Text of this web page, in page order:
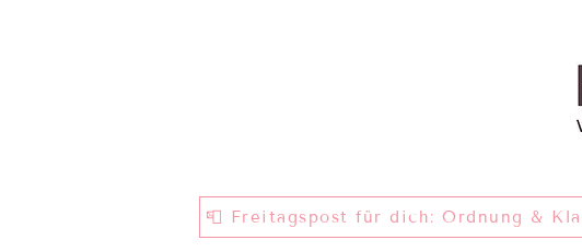
📮 Freitagspost für dich: Ordnung &